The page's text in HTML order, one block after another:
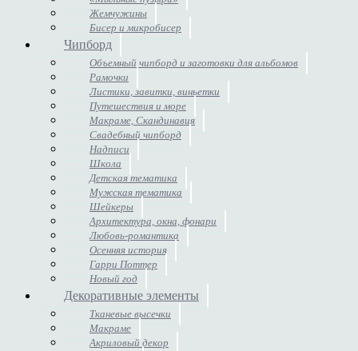
Жемчужины
Бисер и микробисер
Чипборд
Объемный чипборд и заготовки для альбомов
Рамочки
Листики, завитки, виньетки
Путешествия и море
Макраме, Скандинавия
Свадебный чипборд
Надписи
Школа
Детская тематика
Мужская тематика
Шейкеры
Архитектура, окна, фонари
Любовь-романтика
Осенняя история
Гарри Поттер
Новый год
Декоративные элементы
Тканевые высечки
Макраме
Акриловый декор